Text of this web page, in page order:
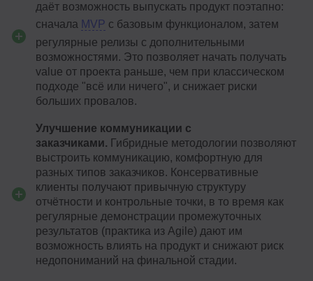
даёт возможность выпускать продукт поэтапно:
сначала MVP с базовым функционалом, затем
регулярные релизы с дополнительными
возможностями. Это позволяет начать получать
value от проекта раньше, чем при классическом
подходе "всё или ничего", и снижает риски
больших провалов.
Улучшение коммуникации с
заказчиками. Гибридные методологии позволяют
выстроить коммуникацию, комфортную для
разных типов заказчиков. Консервативные
клиенты получают привычную структуру
отчётности и контрольные точки, в то время как
регулярные демонстрации промежуточных
результатов (практика из Agile) дают им
возможность влиять на продукт и снижают риск
недопониманий на финальной стадии.